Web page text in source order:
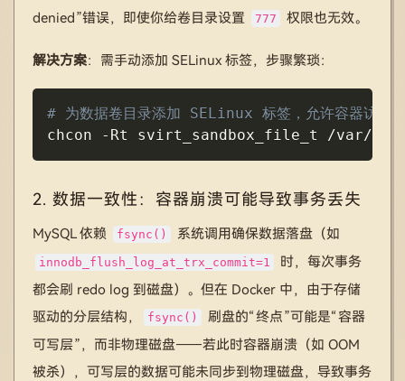
denied”错误，即使你给卷目录设置
777 权限也无效。
解决方案：需手动添加 SELinux 标签，步骤繁琐：
# 为数据卷目录添加 SELinux 标签，允许容器访问
chcon
-Rt svirt_sandbox_file_t /var/lib/
Copy
2. 数据一致性：容器崩溃可能导致事务丢失
MySQL 依赖 fsync() 系统调用确保数据落盘（如
innodb_flush_log_at_trx_commit=1
时，每次事务
都会刷 redo log 到磁盘）。但在 Docker 中，由于存储
驱动的分层结构，
fsync()
刷盘的“终点”可能是“容器
可写层”，而非物理磁盘——若此时容器崩溃（如 OOM
被杀），可写层的数据可能未同步到物理磁盘，导致事务